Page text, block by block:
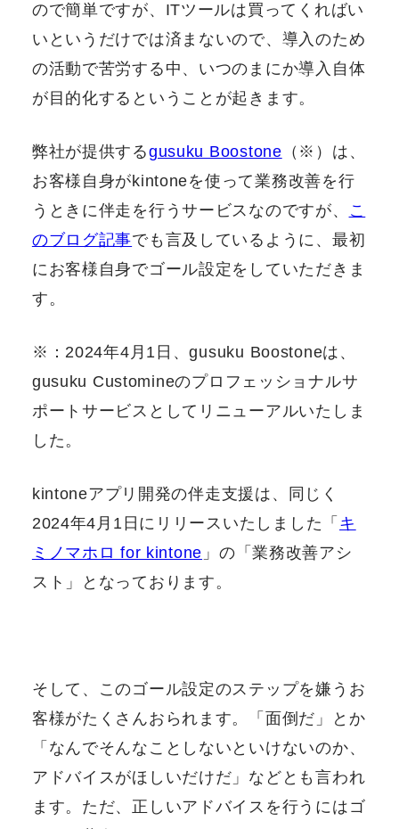
ので簡単ですが、ITツールは買ってくればい
いというだけでは済まないので、導入のため
の活動で苦労する中、いつのまにか導入自体
が目的化するということが起きます。
弊社が提供するgusuku Boostone （※）は、
お客様自身がkintoneを使って業務改善を行
うときに伴走を行うサービスなのですが、
こ
のブログ記事でも言及しているように、最初
にお客様自身でゴール設定をしていただきま
す。
※：2024年4月1日、gusuku Boostoneは、
gusuku Customineのプロフェッショナルサ
ポートサービスとしてリニューアルいたしま
した。
kintoneアプリ開発の伴走支援は、同じく
2024年4月1日にリリースいたしました「 キ
ミノマホロ for kintone 」の「業務改善アシ
スト」となっております。
そして、このゴール設定のステップを嫌うお
客様がたくさんおられます。「面倒だ」とか
「なんでそんなことしないといけないのか、
アドバイスがほしいだけだ」などとも言われ
ます。ただ、正しいアドバイスを行うにはゴ